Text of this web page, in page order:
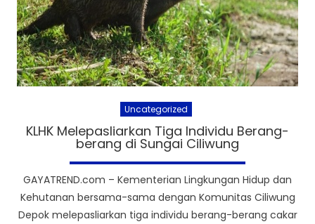
Uncategorized
KLHK Melepasliarkan Tiga Individu Berang-
berang di Sungai Ciliwung
GAYATREND.com – Kementerian Lingkungan Hidup dan
Kehutanan bersama-sama dengan Komunitas Ciliwung
Depok melepasliarkan tiga individu berang-berang cakar